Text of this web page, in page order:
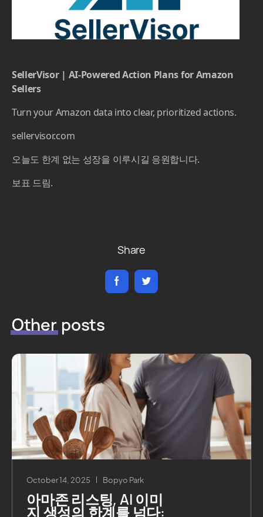
SellerVisor | AI-Powered Action Plans for Amazon
Sellers
Turn your Amazon data into clear, prioritized actions.
sellervisor.com
오늘도 한계 없는 성장을 이루시길 응원합니다.
보표 드림.
Share
Otherposts
October 14, 2025 Bopyo Park
아마존 리스팅, AI 이미
지 생성의 한계를 넘다: